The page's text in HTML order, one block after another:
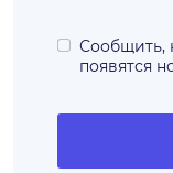
Сообщить,
появятся